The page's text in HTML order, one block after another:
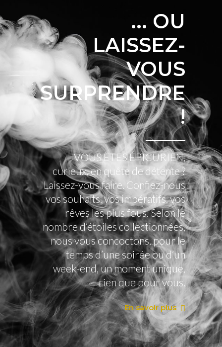
... OU
LAISSEZ-
VOUS
SURPRENDRE
!
VOUS ÊTES ÉPICURIEN,
curieux, en quête de détente ?
Laissez-vous faire. Confiez-nous
vos souhaits, vos impératifs, vos
rêves les plus fous. Selon le
nombre d’étoiles collectionnées,
nous vous concoctons, pour le
temps d’une soirée ou d’un
week-end, un moment unique,
rien que pour vous.
En savoir plus